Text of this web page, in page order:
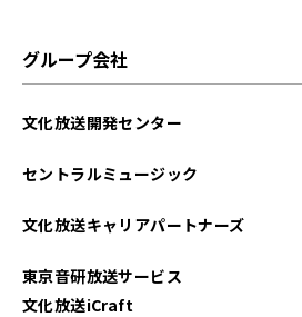
2025年4月
グループ会社
文化放送開発センター
セントラルミュージック
文化放送キャリアパートナーズ
東京音研放送サービス
文化放送iCraft